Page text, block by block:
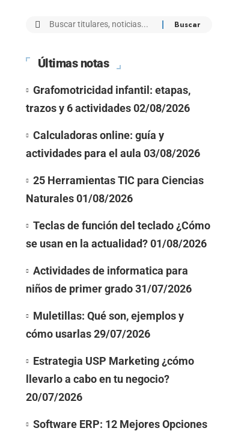
Últimas notas
Grafomotricidad infantil: etapas,
trazos y 6 actividades 02/08/2026
Calculadoras online: guía y
actividades para el aula 03/08/2026
25 Herramientas TIC para Ciencias
Naturales 01/08/2026
Teclas de función del teclado ¿Cómo
se usan en la actualidad? 01/08/2026
Actividades de informatica para
niños de primer grado 31/07/2026
Muletillas: Qué son, ejemplos y
cómo usarlas 29/07/2026
Estrategia USP Marketing ¿cómo
llevarlo a cabo en tu negocio?
20/07/2026
Software ERP: 12 Mejores Opciones